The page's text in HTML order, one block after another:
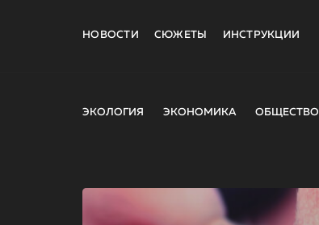
НОВОСТИ СЮЖЕТЫ ИНСТРУКЦИИ
ЭКОЛОГИЯ ЭКОНОМИКА ОБЩЕСТВО